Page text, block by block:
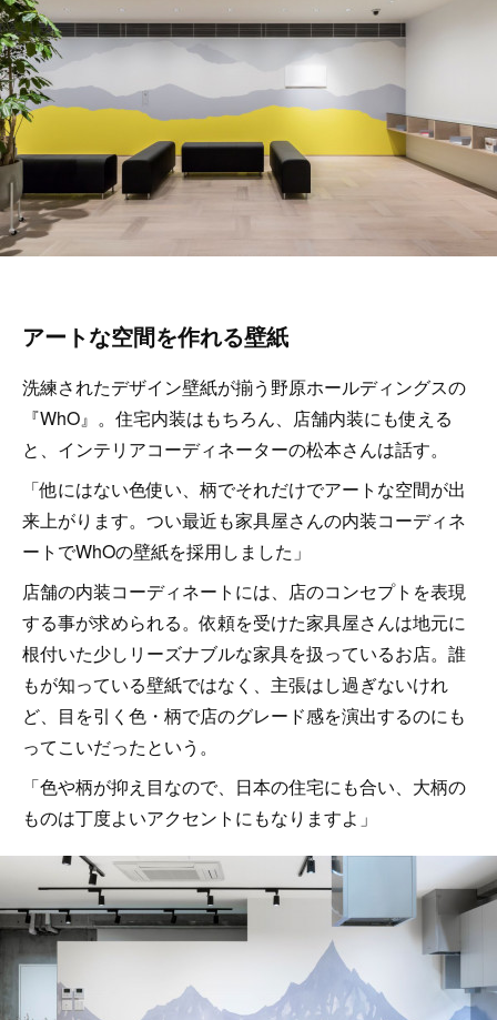
アートな空間を作れる壁紙
洗練されたデザイン壁紙が揃う野原ホールディングスの
『WhO』。住宅内装はもちろん、店舗内装にも使える
と、インテリアコーディネーターの松本さんは話す。
「他にはない色使い、柄でそれだけでアートな空間が出
来上がります。つい最近も家具屋さんの内装コーディネ
ートでWhOの壁紙を採用しました」
店舗の内装コーディネートには、店のコンセプトを表現
する事が求められる。依頼を受けた家具屋さんは地元に
根付いた少しリーズナブルな家具を扱っているお店。誰
もが知っている壁紙ではなく、主張はし過ぎないけれ
ど、目を引く色・柄で店のグレード感を演出するのにも
ってこいだったという。
「色や柄が抑え目なので、日本の住宅にも合い、大柄の
ものは丁度よいアクセントにもなりますよ」